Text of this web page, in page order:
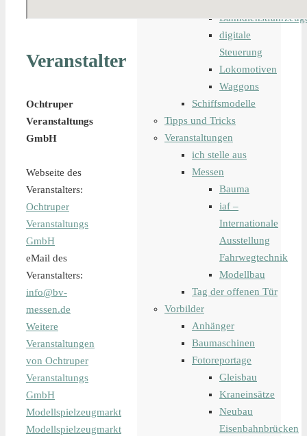
Veranstalter
Ochtruper
Veranstaltungs
GmbH
Webseite des
Veranstalters:
Ochtruper
Veranstaltungs
GmbH
eMail des
Veranstalters:
info@bv-
messen.de
Weitere
Veranstaltungen
von Ochtruper
Veranstaltungs
GmbH
Modellspielzeugmarkt
Modellspielzeugmarkt
digitale
Steuerung
Lokomotiven
Waggons
Schiffsmodelle
Tipps und Tricks
Veranstaltungen
ich stelle aus
Messen
Bauma
iaf –
Internationale
Ausstellung
Fahrwegtechnik
Modellbau
Tag der offenen Tür
Vorbilder
Anhänger
Baumaschinen
Fotoreportage
Gleisbau
Kraneinsätze
Neubau
Eisenbahnbrücken